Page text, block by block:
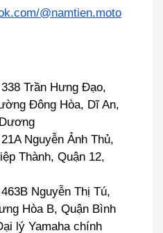
@namtien.moto
Trần Hưng Đạo,
Đông Hòa, Dĩ An,
Nguyễn Ảnh Thủ,
Thành, Quận 12,
Nguyễn Thị Tú,
Hòa B, Quận Bình
lý Yamaha chính